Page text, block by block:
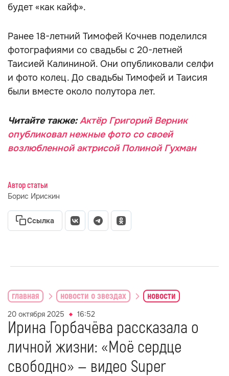
будет «как кайф».
Ранее 18-летний Тимофей Кочнев поделился
фотографиями со свадьбы с 20-летней
Таисией Калининой. Они опубликовали селфи
и фото колец. До свадьбы Тимофей и Таисия
были вместе около полутора лет.
Читайте также:Актёр Григорий Верник
опубликовал нежные фото со своей
возлюбленной актрисой Полиной Гухман
Автор статьи
Борис Ирискин
Ссылка
главная новости о звездах новости
20 октября 2025 16:52
Ирина Горбачёва рассказала о
личной жизни: «Моё сердце
свободно» — видео Super